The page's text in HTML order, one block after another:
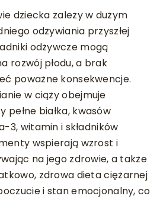
dziecka zależy w dużym
odżywiania przyszłej
odżywcze mogą
rozwój płodu, a brak
poważne konsekwencje.
w ciąży obejmuje
białka, kwasów
3, witamin i składników
wspierają wzrost i
na jego zdrowie, a także
zdrowa dieta ciężarnej
i stan emocjonalny, co